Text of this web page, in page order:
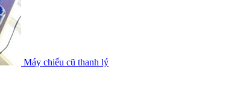
Máy chiếu cũ thanh lý